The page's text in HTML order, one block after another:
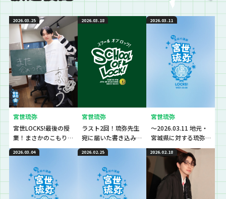
2026.03.25
宮世琉弥
宮世LOCKS!最後の授
業！まさかのこもり
校長乱入！！
2026.03.18
宮世琉弥
ラスト2回！琉弥先生
宛に届いた書き込み
を紹介♪
2026.03.11
宮世琉弥
～2026.03.11 地元・
宮城県に対する琉弥
先生の想い～
2026.03.04 2026.02.25 2026.02.18